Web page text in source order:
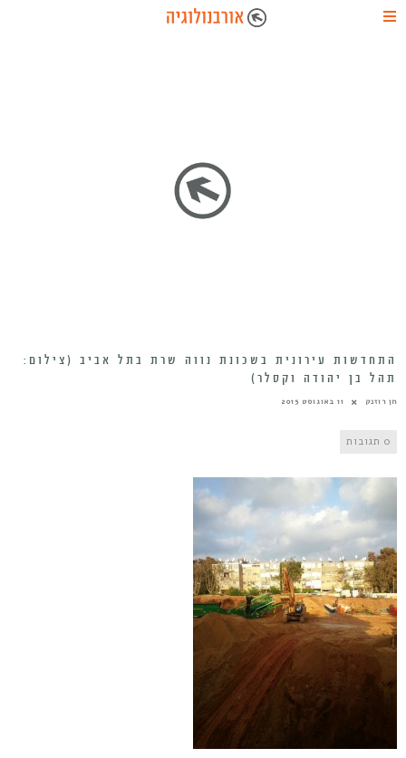
התחדשות עירונית בשכונת נווה שרת בתל אביב (צילום:
תהל בן יהודה וקסלר)
חן רוזנק 11 באוגוסט 2015
0 תגובות